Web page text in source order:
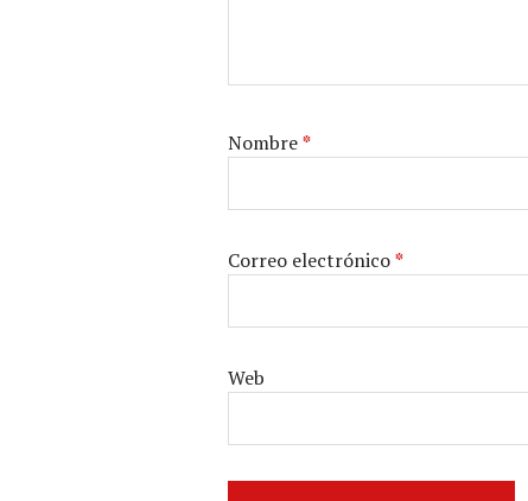
Nombre*
Correo electrónico*
Web